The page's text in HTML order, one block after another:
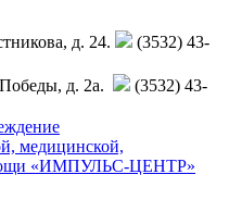
д. 24.
(3532) 43-
д. 2а.
(3532) 43-
медицинской,
«ИМПУЛЬС-ЦЕНТР»